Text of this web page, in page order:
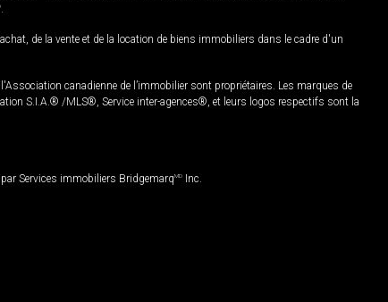
de la vente et de la location de biens immobiliers dans le cadre d'un
canadienne de l’immobilier sont propriétaires. Les marques de
S.I.A.® /MLS®, Service inter-agences®, et leurs logos respectifs sont la
Services immobiliers BridgemarqMD Inc.